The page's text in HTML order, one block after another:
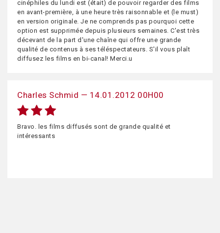
cinéphiles du lundi est (était) de pouvoir regarder des films
en avant-première, à une heure très raisonnable et (le must)
en version originale. Je ne comprends pas pourquoi cette
option est supprimée depuis plusieurs semaines. C'est très
décevant de la part d'une chaîne qui offre une grande
qualité de contenus à ses téléspectateurs. S'il vous plaît
diffusez les films en bi-canal! Merci.u
Charles Schmid — 14.01.2012 00H00
Bravo. les films diffusés sont de grande qualité et
intéressants